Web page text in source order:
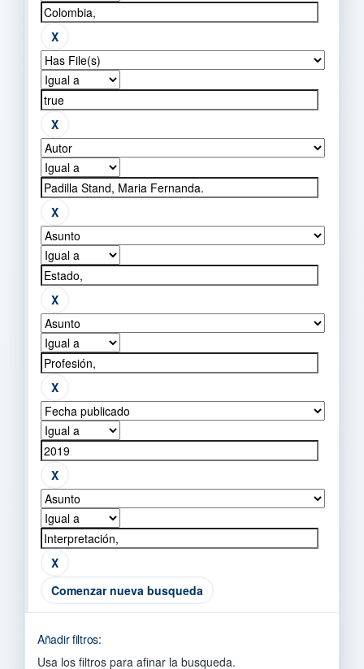
Comenzar nueva busqueda
Añadir filtros:
Usa los filtros para afinar la busqueda.